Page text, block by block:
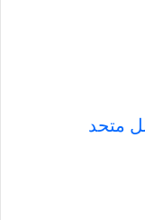
متحد